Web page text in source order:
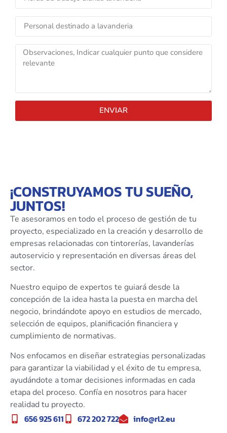
ENVIAR
¡CONSTRUYAMOS TU SUEÑO,
JUNTOS!
Te asesoramos en todo el proceso de gestión de tu
proyecto, especializado en la creación y desarrollo de
empresas relacionadas con tintorerías, lavanderías
autoservicio y representación en diversas áreas del
sector.
Nuestro equipo de expertos te guiará desde la
concepción de la idea hasta la puesta en marcha del
negocio, brindándote apoyo en estudios de mercado,
selección de equipos, planificación financiera y
cumplimiento de normativas.
Nos enfocamos en diseñar estrategias personalizadas
para garantizar la viabilidad y el éxito de tu empresa,
ayudándote a tomar decisiones informadas en cada
etapa del proceso. Confía en nosotros para hacer
realidad tu proyecto.
656 925 611 672 202 722 info@rl2.eu